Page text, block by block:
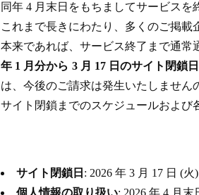
同年 4 月末日をもちましてサービスを
これまで長きにわたり、多くのご掲載
本来であれば、サービス終了まで通常
年 1 月分から 3 月 17 日のサイト閉鎖
は、今後のご請求は発生いたしません
サイト閉鎖までのスケジュールおよび
サイト閉鎖日 : 2026 年 3 月 17 日 (